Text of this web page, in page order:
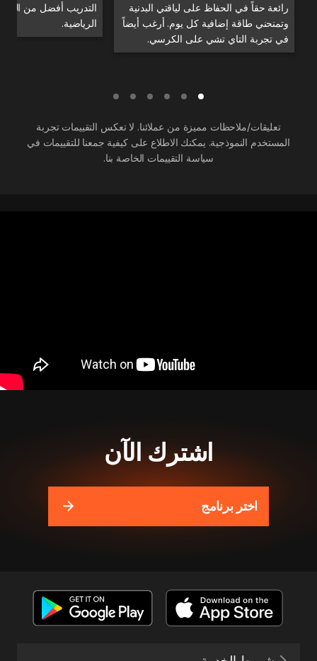
رائعة حقاً في الحفاظ على لياقتي البدنية
وتمنحني طاقة إضافية كل يوم. أرغب أيضاً
في تجربة التاي تشي على الكرسي.
التدريب أفضل من
الرياضية.
تعليقات/ملاحظات مميزة من عملائنا. لا تعكس التقييمات تجربة
المستخدم النموذجية. يمكنك الاطلاع على كيفية جمعنا للتقييمات في
سياسة التقييمات الخاصة بنا.
اشترك الآن
اختر برنامج